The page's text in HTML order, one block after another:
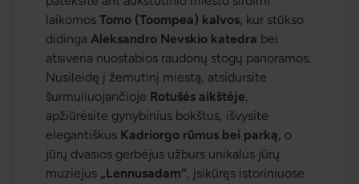
laikomos Tomo (Toompea) kalvos, kur stūkso
didinga Aleksandro Nevskio katedra bei
atsiveria nuostabios raudonų stogų panoramos.
Nusileidę į žemutinį miestą, atsidursite
šurmuliuojančioje Rotušės aikštėje,
apžiūrėsite gynybinius bokštus, išvysite
elegantiškus Kadriorgo rūmus bei parką, o
jūrų dvasios gerbėjus užburs unikalus jūrų
muziejus „Lennusadam“, įsikūręs istoriniuose